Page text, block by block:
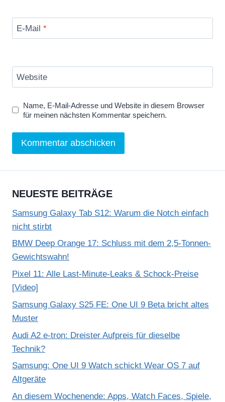
E-Mail *
Website
Name, E-Mail-Adresse und Website in diesem Browser
für meinen nächsten Kommentar speichern.
NEUESTE BEITRÄGE
Samsung Galaxy Tab S12: Warum die Notch einfach
nicht stirbt
BMW Deep Orange 17: Schluss mit dem 2,5-Tonnen-
Gewichtswahn!
Pixel 11: Alle Last-Minute-Leaks & Schock-Preise
[Video]
Samsung Galaxy S25 FE: One UI 9 Beta bricht altes
Muster
Audi A2 e-tron: Dreister Aufpreis für dieselbe
Technik?
Samsung: One UI 9 Watch schickt Wear OS 7 auf
Altgeräte
An diesem Wochenende: Apps, Watch Faces, Spiele,